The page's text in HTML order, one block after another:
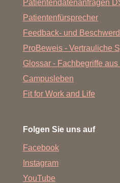
Patientendatenanfragen
Patientenfürsprecher
Feedback- und
ProBeweis - Vertrauliche
Glossar - Fachbegriffe
Campusleben
Fit for Work and Life
Folgen Sie uns auf
Facebook
Instagram
YouTube